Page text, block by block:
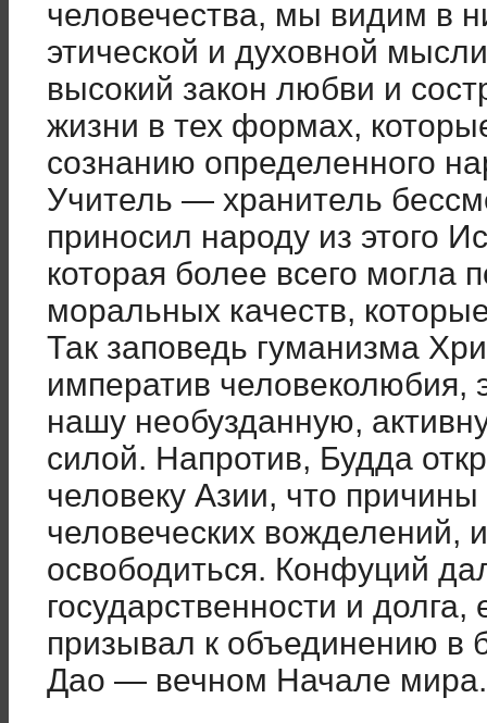
человечества, мы видим в
этической и духовной
высокий закон любви и
жизни в тех формах,
сознанию определенного
Учитель — хранитель
приносил народу из этого
которая более всего могла
моральных качеств,
Так заповедь гуманизма
императив человеколюбия,
нашу необузданную,
силой. Напротив, Будда
человеку Азии, что
человеческих вожделений,
освободиться. Конфуций
государственности и
призывал к объединению в
Дао — вечном Начале мира.